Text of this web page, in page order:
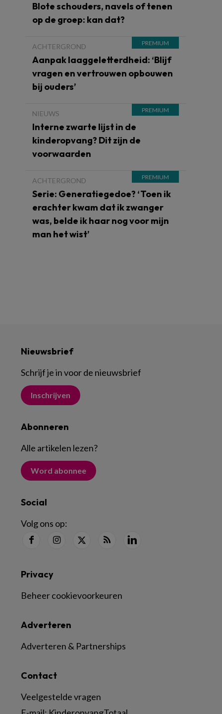
Blote schouders, navels of tenen
op de groep: kan dat?
ACHTERGROND
Aanpak laaggeletterdheid: ‘Blijf
vragen en vertrouwen opbouwen
bij ouders’
NIEUWS
Interne zwarte lijst in de
kinderopvang? Dit zijn de
voorwaarden
ACHTERGROND
Serie: Generatiegedoe? ‘Toen ik
erachter kwam dat ik zwanger
was, belde ik haar nog voor mijn
man het wist’
Nieuwsbrief
Schrijf je in voor de nieuwsbrief
Inschrijven
Abonneren
Alle artikelen lezen?
Word abonnee
Social
Volg ons op:
Contact
Veelgestelde vragen
Adverteren
Adverteren & Partnerships
Privacy
Beheer cookievoorkeuren